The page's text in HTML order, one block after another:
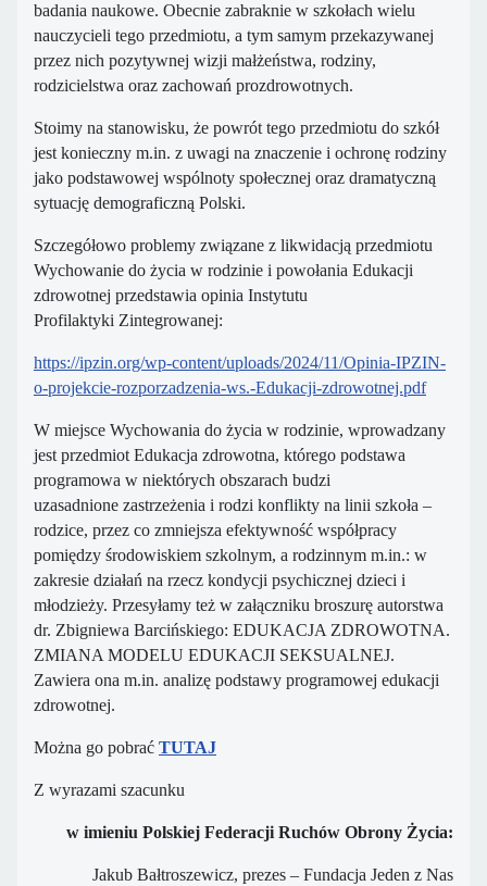
badania naukowe. Obecnie zabraknie w szkołach wielu
nauczycieli tego przedmiotu, a tym samym przekazywanej
przez nich pozytywnej wizji małżeństwa, rodziny,
rodzicielstwa oraz zachowań prozdrowotnych.
Stoimy na stanowisku, że powrót tego przedmiotu do szkół
jest konieczny m.in. z uwagi na znaczenie i ochronę rodziny
jako podstawowej wspólnoty społecznej oraz dramatyczną
sytuację demograficzną Polski.
Szczegółowo problemy związane z likwidacją przedmiotu
Wychowanie do życia w rodzinie i powołania Edukacji
zdrowotnej przedstawia opinia Instytutu
Profilaktyki Zintegrowanej:
https://ipzin.org/wp-content/uploads/2024/11/Opinia-IPZIN-
o-projekcie-rozporzadzenia-ws.-Edukacji-zdrowotnej.pdf
W miejsce Wychowania do życia w rodzinie, wprowadzany
jest przedmiot Edukacja zdrowotna, którego podstawa
programowa w niektórych obszarach budzi
uzasadnione zastrzeżenia i rodzi konflikty na linii szkoła –
rodzice, przez co zmniejsza efektywność współpracy
pomiędzy środowiskiem szkolnym, a rodzinnym m.in.: w
zakresie działań na rzecz kondycji psychicznej dzieci i
młodzieży. Przesyłamy też w załączniku broszurę autorstwa
dr. Zbigniewa Barcińskiego: EDUKACJA ZDROWOTNA.
ZMIANA MODELU EDUKACJI SEKSUALNEJ.
Zawiera ona m.in. analizę podstawy programowej edukacji
zdrowotnej.
Można go pobrać TUTAJ
Z wyrazami szacunku
w imieniu Polskiej Federacji Ruchów Obrony Życia:
Jakub Bałtroszewicz, prezes – Fundacja Jeden z Nas